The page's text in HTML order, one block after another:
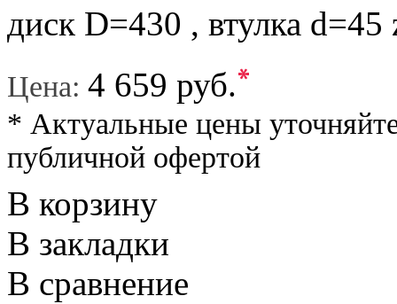
диск D=430 , втулка d=45
Цена: 4 659 руб.*
* Актуальные цены
публичной офертой
В корзину
В закладки
В сравнение